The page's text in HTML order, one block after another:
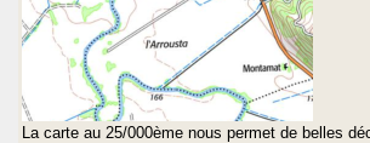
La carte au 25/000ème nous permet de belles